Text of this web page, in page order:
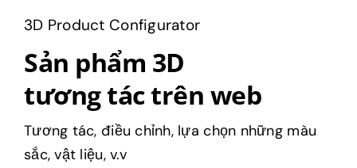
3D Product Configurator
Sản phẩm 3D
tương tác trên web
Tương tác, điều chỉnh, lựa chọn những màu
sắc, vật liệu, v.v